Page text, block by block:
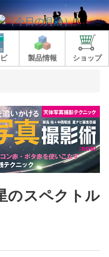
製品情報 ショップ
のスペクトル